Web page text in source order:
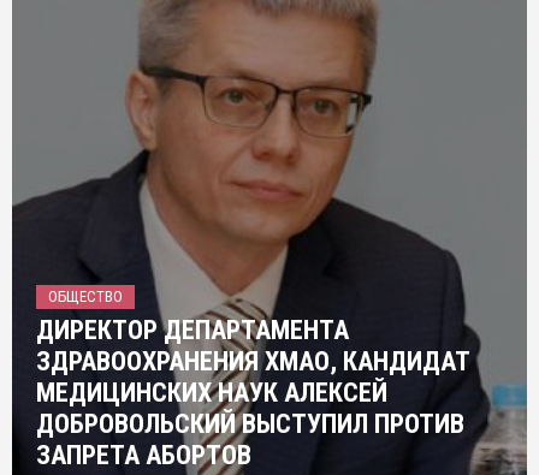
ОБЩЕСТВО
ДИРЕКТОР ДЕПАРТАМЕНТА
ЗДРАВООХРАНЕНИЯ ХМАО, КАНДИДАТ
МЕДИЦИНСКИХ НАУК АЛЕКСЕЙ
ДОБРОВОЛЬСКИЙ ВЫСТУПИЛ ПРОТИВ
ЗАПРЕТА АБОРТОВ